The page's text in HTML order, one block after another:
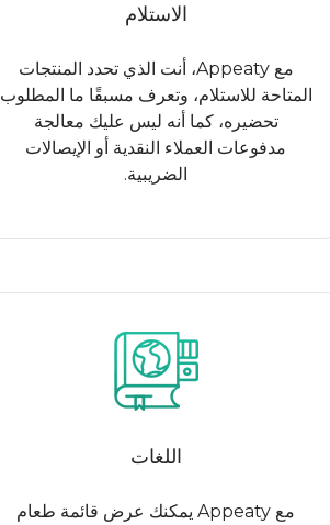
الاستلام
مع Appeaty، أنت الذي تحدد المنتجات
المتاحة للاستلام، وتعرف مسبقًا ما المطلوب
تحضيره، كما أنه ليس عليك معالجة
مدفوعات العملاء النقدية أو الإيصالات
الضريبية.
اللغات
مع Appeaty يمكنك عرض قائمة طعام